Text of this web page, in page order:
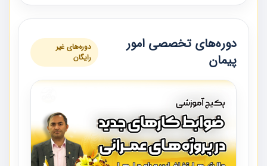
دوره‌های تخصصی امور
پیمان
دوره‌های غیر
رایگان